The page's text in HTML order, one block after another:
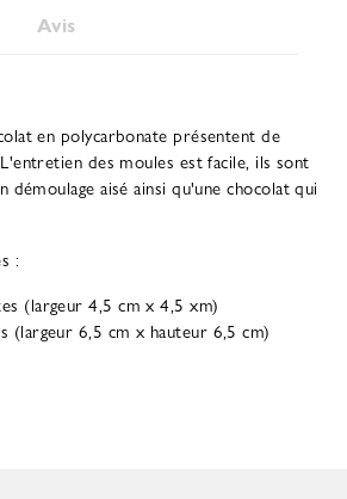
Avis
en polycarbonate présentent de
des moules est facile, ils sont
aisé ainsi qu'une chocolat qui
:
(largeur 4,5 cm x 4,5 xm)
(largeur 6,5 cm x hauteur 6,5 cm)